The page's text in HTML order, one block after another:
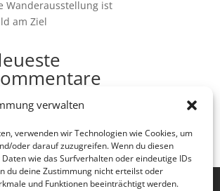
verwalten
verwenden wir Technologien wie Cookies, um
oder darauf zuzugreifen. Wenn du diesen
wie das Surfverhalten oder eindeutige IDs
du deine Zustimmung nicht erteilst oder
und Funktionen beeinträchtigt werden.
Wanderausstellung ist
am Ziel
sind keine Kommentare